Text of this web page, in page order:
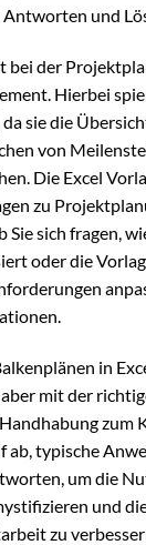
und
bei der
Hierbei
sie die
von
Die Excel
zu
Sie sich fragen,
oder die
in
mit der
zum
typische
um die
und
zu